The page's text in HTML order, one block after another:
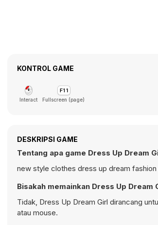
KONTROL GAME
Interact Fullscreen (page)
DESKRIPSI GAME
Tentang apa game Dress Up Dream
new style clothes dress up dream fashion
Bisakah memainkan Dress Up Dream
Tidak, Dress Up Dream Girl dirancang
atau mouse.